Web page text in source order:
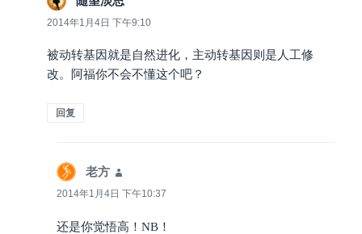
道：
2014年1月4日 下午9:10
被动转基因就是自然进化，主动转基因则是人工修
改。阿福你不会不懂这个吧？
回复
老方
道：
2014年1月4日 下午10:37
还是你觉悟高！NB！